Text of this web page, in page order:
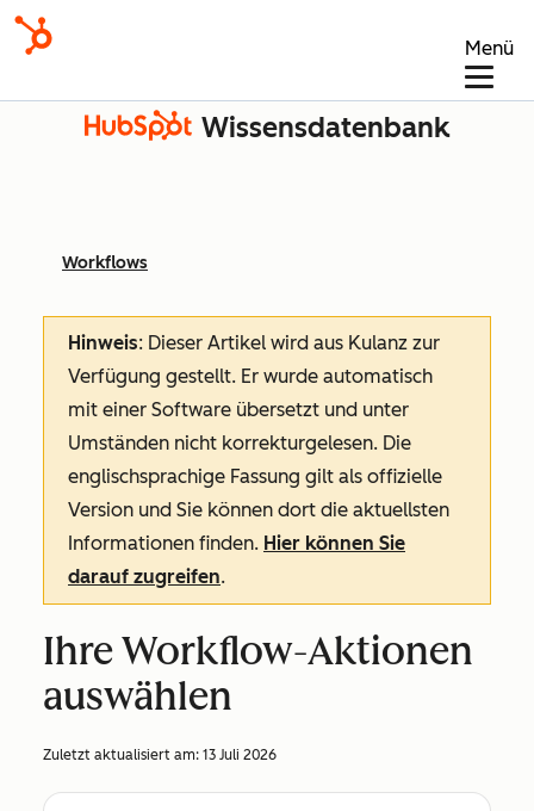
Menü
Wissensdatenbank
Workflows
Hinweis: Dieser Artikel wird aus Kulanz zur
Verfügung gestellt. Er wurde automatisch
mit einer Software übersetzt und unter
Umständen nicht korrekturgelesen. Die
englischsprachige Fassung gilt als offizielle
Version und Sie können dort die aktuellsten
Informationen finden. Hier können Sie
darauf zugreifen.
Ihre Workflow-Aktionen
auswählen
Zuletzt aktualisiert am: 13 Juli 2026